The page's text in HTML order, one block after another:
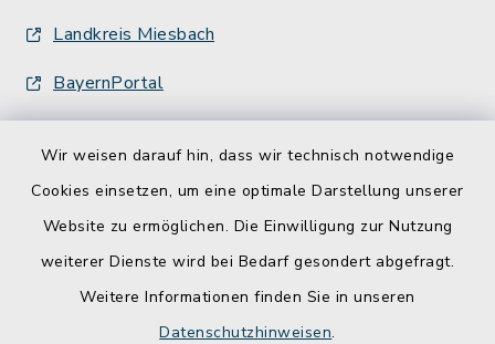
Wir weisen darauf hin, dass wir technisch notwendige
Cookies einsetzen, um eine optimale Darstellung unserer
Website zu ermöglichen. Die Einwilligung zur Nutzung
weiterer Dienste wird bei Bedarf gesondert abgefragt.
Weitere Informationen finden Sie in unseren
Datenschutzhinweisen.
Landkreis Miesbach
BayernPortal
Barrierefreiheit